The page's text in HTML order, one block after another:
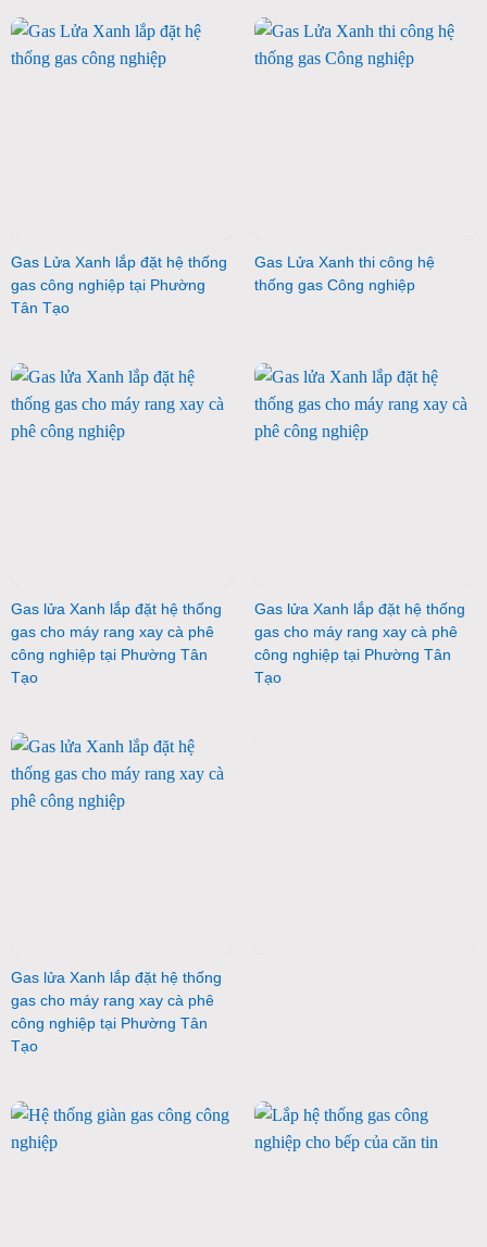
Gas Lửa Xanh lắp đặt hệ thống
gas công nghiệp tại Phường
Tân Tạo
Gas Lửa Xanh thi công hệ
thống gas Công nghiệp
Gas lửa Xanh lắp đặt hệ thống
gas cho máy rang xay cà phê
công nghiệp tại Phường Tân
Tạo
Gas lửa Xanh lắp đặt hệ thống
gas cho máy rang xay cà phê
công nghiệp tại Phường Tân
Tạo
Gas lửa Xanh lắp đặt hệ thống
gas cho máy rang xay cà phê
công nghiệp tại Phường Tân
Tạo